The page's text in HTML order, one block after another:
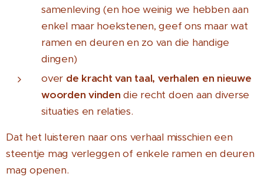
samenleving (en hoe weinig we hebben aan
enkel maar hoekstenen, geef ons maar wat
ramen en deuren en zo van die handige
dingen)
over de kracht van taal, verhalen en nieuwe
woorden vinden die recht doen aan diverse
situaties en relaties.
Dat het luisteren naar ons verhaal misschien een
steentje mag verleggen of enkele ramen en deuren
mag openen.